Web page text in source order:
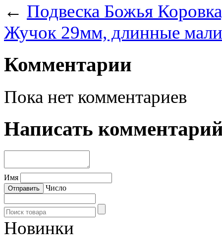
← Подвеска Божья
Жучок 29мм, длинные
Комментарии
Пока нет комментариев
Написать
Имя
Число
Новинки